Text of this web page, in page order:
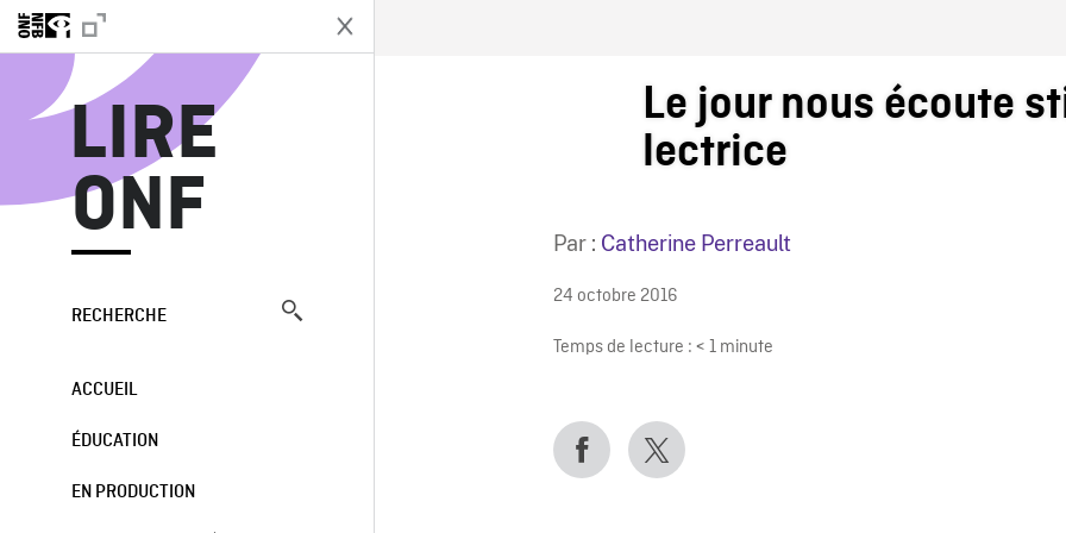
LIRE
ONF
RECHERCHE
ACCUEIL
ÉDUCATION
EN PRODUCTION
LIRE ONF
Le jour nous écoute
lectrice
Par : Catherine Perreault
24 octobre 2016
Temps de lecture : < 1 minute